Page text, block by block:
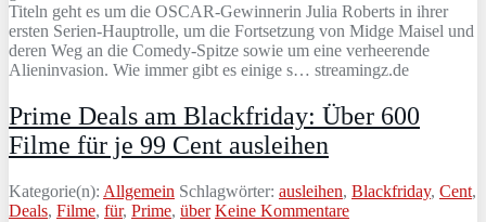
Titeln geht es um die OSCAR-Gewinnerin Julia Roberts in ihrer
ersten Serien-Hauptrolle, um die Fortsetzung von Midge Maisel und
deren Weg an die Comedy-Spitze sowie um eine verheerende
Alieninvasion. Wie immer gibt es einige s… streamingz.de
Prime Deals am Blackfriday: Über 600
Filme für je 99 Cent ausleihen
Kategorie(n): Allgemein Schlagwörter: ausleihen, Blackfriday, Cent,
Deals, Filme, für, Prime, über Keine Kommentare